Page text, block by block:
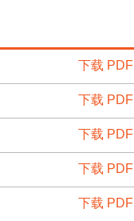
下载 PDF
下载 PDF
下载 PDF
下载 PDF
下载 PDF